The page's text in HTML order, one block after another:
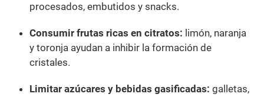
procesados, embutidos y snacks.
Consumir frutas ricas en citratos: limón, naranja
y toronja ayudan a inhibir la formación de
cristales.
Limitar azúcares y bebidas gasificadas: galletas,